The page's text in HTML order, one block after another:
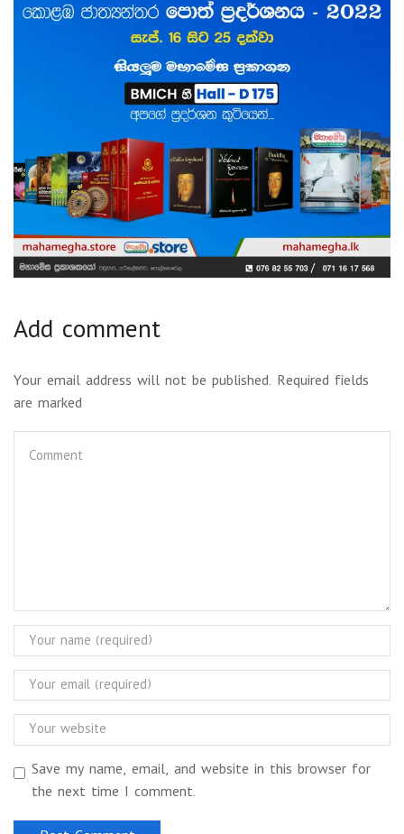
Add comment
Your email address will not be published. Required fields
are marked
Save my name, email, and website in this browser for
the next time I comment.